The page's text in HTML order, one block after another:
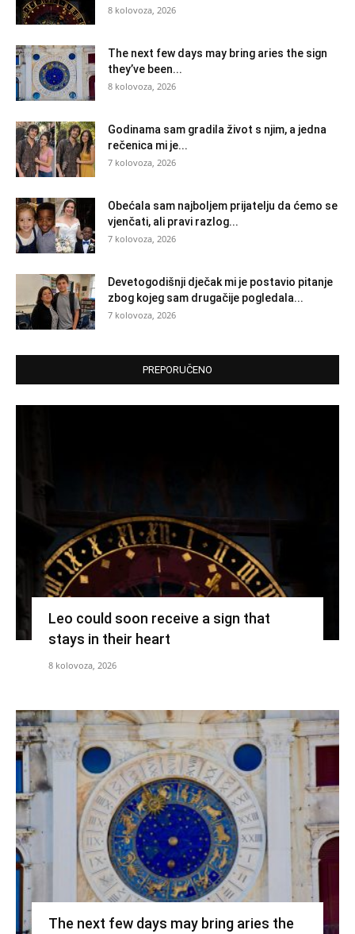
8 kolovoza, 2026
The next few days may bring aries the sign
they’ve been...
8 kolovoza, 2026
Godinama sam gradila život s njim, a jedna
rečenica mi je...
7 kolovoza, 2026
Obećala sam najboljem prijatelju da ćemo se
vjenčati, ali pravi razlog...
7 kolovoza, 2026
Devetogodišnji dječak mi je postavio pitanje
zbog kojeg sam drugačije pogledala...
7 kolovoza, 2026
PREPORUČENO
Leo could soon receive a sign that
stays in their heart
8 kolovoza, 2026
The next few days may bring aries the